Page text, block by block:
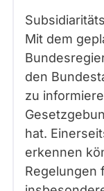
Mit dem
den
zu
hat.
erkennen
Regelungen